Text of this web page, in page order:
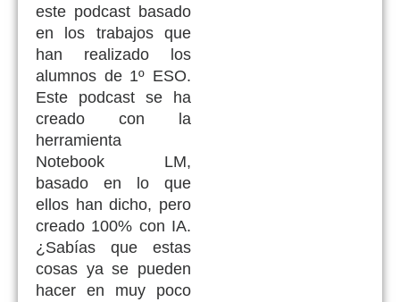
este podcast basado
en los trabajos que
han realizado los
alumnos de 1º ESO.
Este podcast se ha
creado con la
herramienta
Notebook LM,
basado en lo que
ellos han dicho, pero
creado 100% con IA.
¿Sabías que estas
cosas ya se pueden
hacer en muy poco